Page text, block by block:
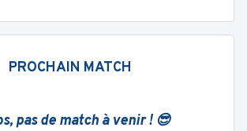
PROCHAIN MATCH
pas de match à venir ! 😎